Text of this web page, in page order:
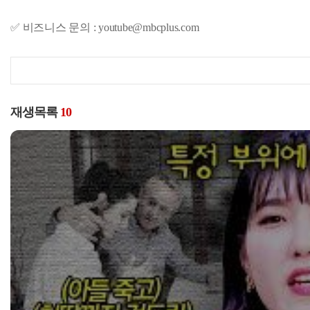
✅ 비즈니스 문의 : youtube@mbcplus.com
재생목록 10